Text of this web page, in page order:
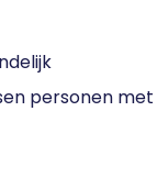
personen met